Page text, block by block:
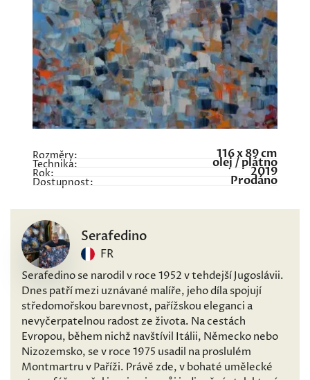
Rozměry: 116 x 89 cm
Technika: olej / plátno
Rok: 2019
Dostupnost: Prodáno
Serafedino
FR
Serafedino se narodil v roce 1952 v tehdejší Jugoslávii.
Dnes patří mezi uznávané malíře, jeho díla spojují
středomořskou barevnost, pařížskou eleganci a
nevyčerpatelnou radost ze života. Na cestách
Evropou, během nichž navštívil Itálii, Německo nebo
Nizozemsko, se v roce 1975 usadil na proslulém
Montmartru v Paříži. Právě zde, v bohaté umělecké